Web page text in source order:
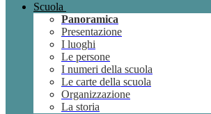
Scuola
Panoramica
Presentazione
I luoghi
Le persone
I numeri della scuola
Le carte della scuola
Organizzazione
La storia